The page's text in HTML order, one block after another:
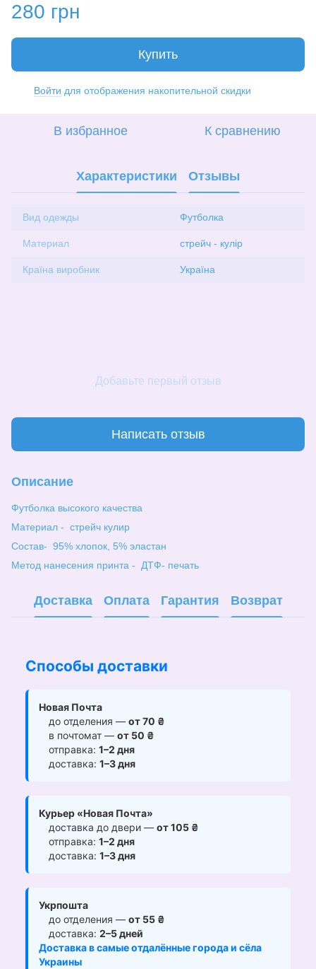
280 грн
Купить
Войти для отображения накопительной скидки
В избранное К сравнению
Характеристики Отзывы
Вид одежды Футболка
Материал стрейч - кулір
Країна виробник Україна
Добавьте первый отзыв
Написать отзыв
Описание
Футболка высокого качества
Материал - стрейч кулир
Состав- 95% хлопок, 5% эластан
Метод нанесения принта - ДТФ- печать
Доставка Оплата Гарантия Возврат
Способы доставки
Новая Почта
до отделения — от 70 ₴
в почтомат — от 50 ₴
отправка: 1–2 дня
доставка: 1–3 дня
Курьер «Новая Почта»
доставка до двери — от 105 ₴
отправка: 1–2 дня
доставка: 1–3 дня
Укрпошта
до отделения — от 55 ₴
доставка: 2–5 дней
Доставка в самые отдалённые города и сёла
Украины